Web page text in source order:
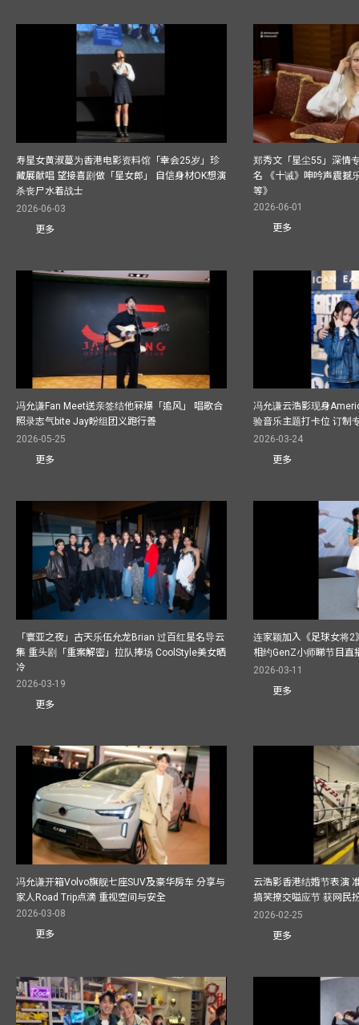
寿星女黄淑蔓为香港电影资料馆「幸会25岁」珍
藏展献唱 望接喜剧做「星女郎」 自信身材OK想演
杀丧尸水着战士
2026-06-03
更多
郑秀文「星尘55」深情
名 《十诫》呻吟声震撼
等》
2026-06-01
更多
冯允谦Fan Meet送亲签结他冧爆「追风」 唱歌合
照录志气bite Jay盼组团义跑行善
2026-05-25
更多
冯允谦云浩影现身
验音乐主题打卡位 订制
2026-03-24
更多
「寰亚之夜」古天乐伍允龙Brian 过百红星名导云
集 重头剧「重案解密」拉队捧场 CoolStyle美女晒
冷
2026-03-19
更多
连家颖加入《足球女将
相约GenZ小师睇节目直
2026-03-11
更多
冯允谦开箱Volvo旗舰七座SUV及豪华房车 分享与
家人Road Trip点滴 重视空间与安全
2026-03-08
更多
云浩影香港结婚节表演
搞笑撩交嗌应节 获网民
2026-02-25
更多